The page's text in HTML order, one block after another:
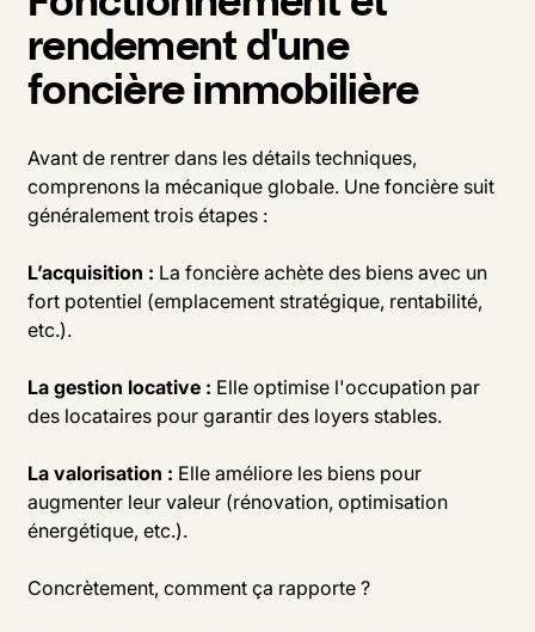
rendement d'une
foncière immobilière
Avant de rentrer dans les détails techniques,
comprenons la mécanique globale. Une foncière suit
généralement trois étapes :
L’acquisition : La foncière achète des biens avec un
fort potentiel (emplacement stratégique, rentabilité,
etc.).
La gestion locative : Elle optimise l'occupation par
des locataires pour garantir des loyers stables.
La valorisation : Elle améliore les biens pour
augmenter leur valeur (rénovation, optimisation
énergétique, etc.).
Concrètement, comment ça rapporte ?